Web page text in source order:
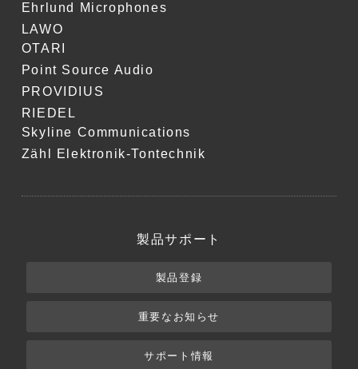
Ehrlund Microphones
LAWO
OTARI
Point Source Audio
PROVIDIUS
RIEDEL
Skyline Communications
Zähl Elektronik-Tontechnik
製品サポート
製品登録
重要なお知らせ
サポート情報